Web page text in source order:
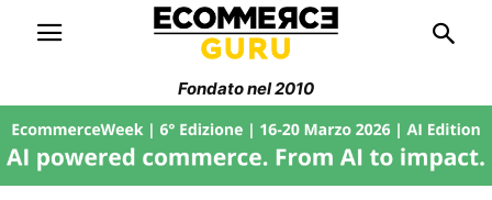
Fondato nel 2010